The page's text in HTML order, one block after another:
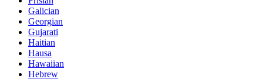
Galician
Georgian
Gujarati
Haitian
Hausa
Hawaiian
Hebrew